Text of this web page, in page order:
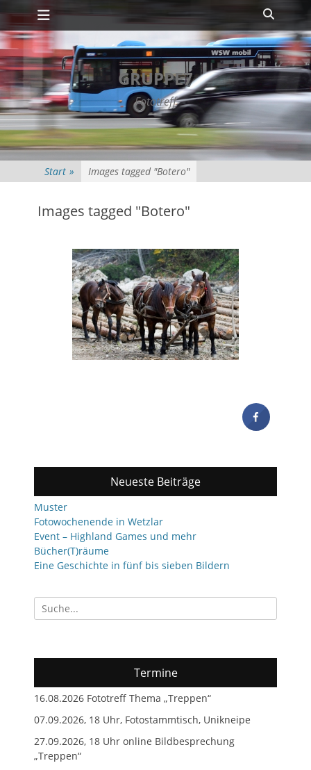
Zum
Inhalt
springen
Primäres Menü
GRUPPE7
Fototreff
Start » Images tagged "Botero"
Images tagged "Botero"
Neueste Beiträge
Muster
Fotowochenende in Wetzlar
Event – Highland Games und mehr
Bücher(T)räume
Eine Geschichte in fünf bis sieben Bildern
Suchen
nach:
Termine
16.08.2026 Fototreff Thema „Treppen“
07.09.2026, 18 Uhr, Fotostammtisch, Unikneipe
27.09.2026, 18 Uhr online Bildbesprechung
„Treppen“